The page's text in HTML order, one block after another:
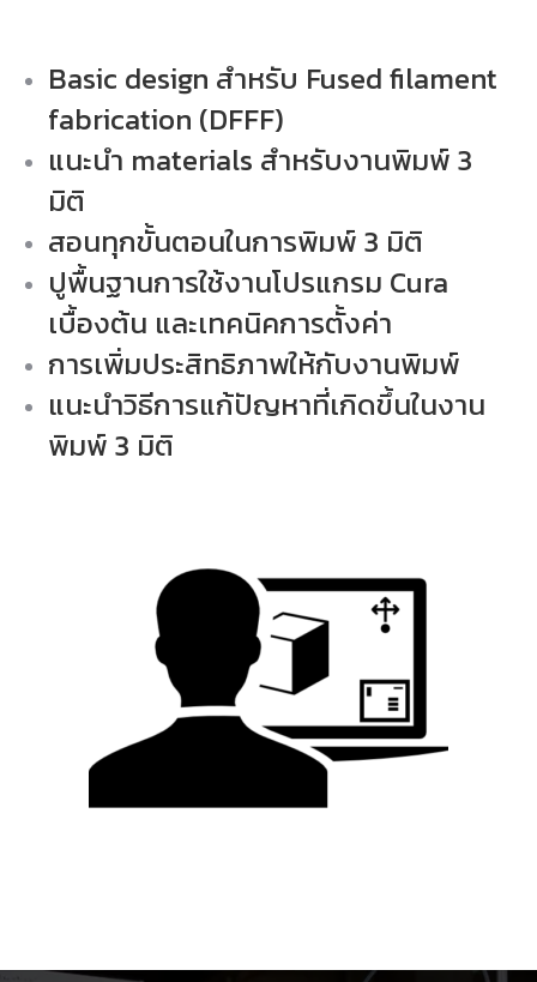
Basic design สำหรับ Fused filament
fabrication (DFFF)
แนะนำ materials สำหรับงานพิมพ์ 3
มิติ
สอนทุกขั้นตอนในการพิมพ์ 3 มิติ
ปูพื้นฐานการใช้งานโปรแกรม Cura
เบื้องต้น และเทคนิคการตั้งค่า
การเพิ่มประสิทธิภาพให้กับงานพิมพ์
แนะนำวิธีการแก้ปัญหาที่เกิดขึ้นในงาน
พิมพ์ 3 มิติ